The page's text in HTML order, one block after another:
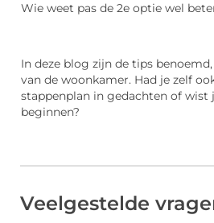
Wie weet pas de 2e optie wel
In deze blog zijn de tips
van de woonkamer. Had je zelf
stappenplan in gedachten of wist
beginnen?
Veelgestelde